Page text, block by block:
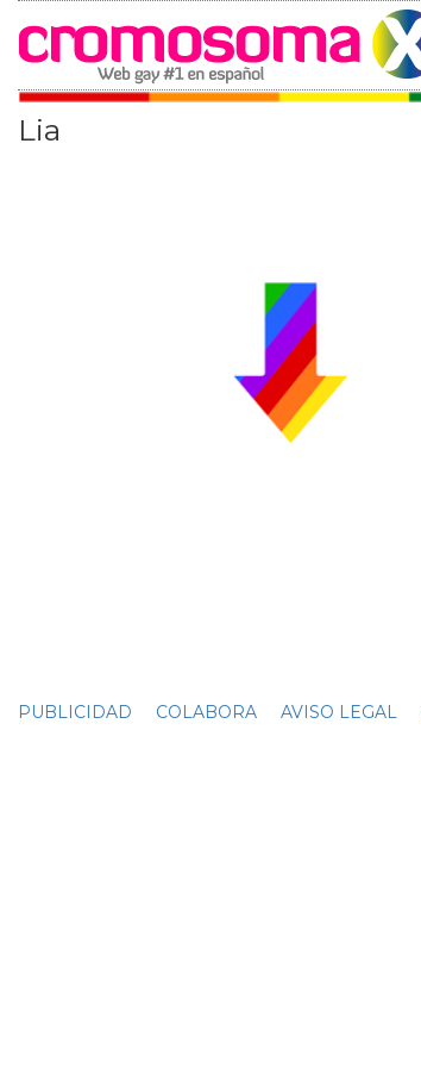
Lia
PUBLICIDAD COLABORA AVISO LEGAL